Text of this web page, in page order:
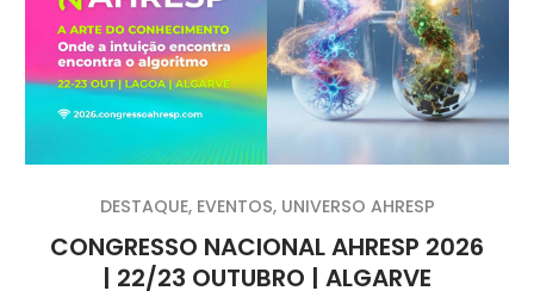
CONGRESSO NACIONAL AHRESP 2026
| 22/23 OUTUBRO | ALGARVE
DESTAQUE, EVENTOS, UNIVERSO AHRESP